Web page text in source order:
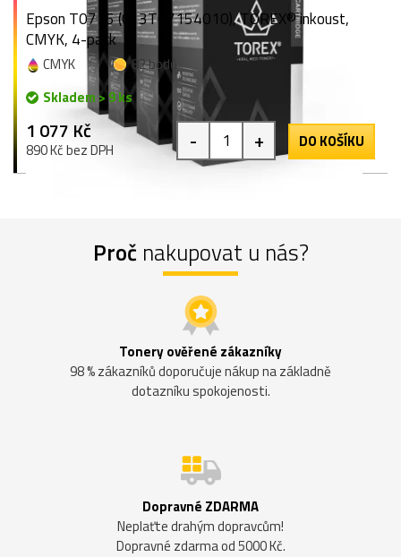
Epson T0715 (C13T07154010), TOREX® inkoust,
CMYK, 4-pack
CMYK
82 bodů
Skladem > 9 ks
1 077 Kč
890 Kč bez DPH - + DO KOŠÍKU
Proč nakupovat u nás?
Tonery ověřené zákazníky
98 % zákazníků doporučuje nákup na základně
dotazníku spokojenosti.
Dopravné ZDARMA
Neplaťte drahým dopravcům!
Dopravné zdarma od 5000 Kč.